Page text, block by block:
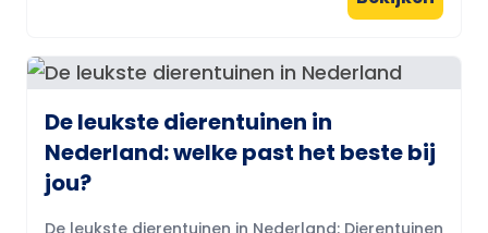
De leukste dierentuinen in
Nederland: welke past het beste bij
jou?
De leukste dierentuinen in Nederland: Dierentuinen